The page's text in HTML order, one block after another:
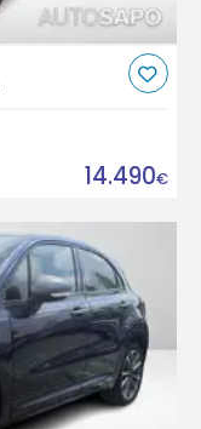
14.490€